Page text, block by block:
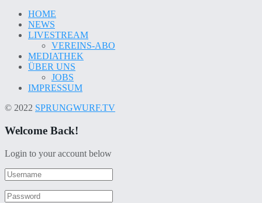
HOME
NEWS
LIVESTREAM
VEREINS-ABO
MEDIATHEK
ÜBER UNS
JOBS
IMPRESSUM
© 2022 SPRUNGWURF.TV
Welcome Back!
Login to your account below